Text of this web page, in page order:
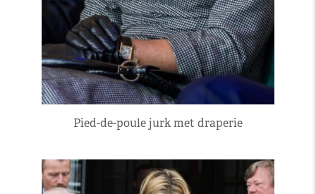
Pied-de-poule jurk met draperie